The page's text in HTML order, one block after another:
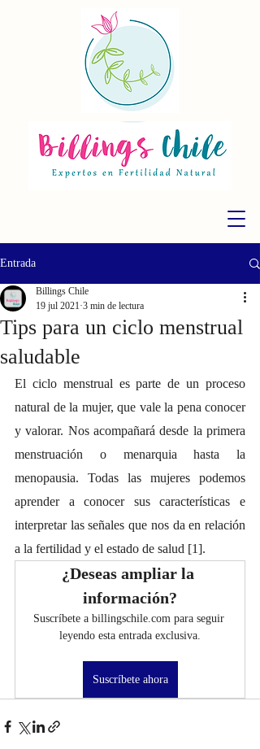
Entrada
Tips para un ciclo menstrual
saludable
Billings Chile
19 jul 2021 3 min de lectura
El ciclo menstrual es parte de un proceso
natural de la mujer, que vale la pena conocer
y valorar. Nos acompañará desde la primera
menstruación o menarquia hasta la
menopausia. Todas las mujeres podemos
aprender a conocer sus características e
interpretar las señales que nos da en relación
a la fertilidad y el estado de salud [1].
¿Deseas ampliar la
información?
Suscríbete a billingschile.com para seguir
leyendo esta entrada exclusiva.
Suscríbete ahora